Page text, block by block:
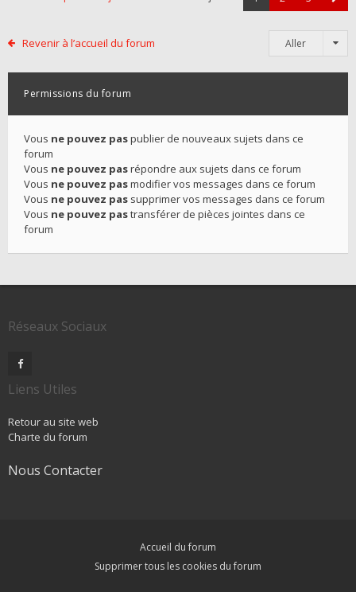
Revenir à l’accueil du forum Aller
Permissions du forum
Vous ne pouvez paspublier de nouveaux sujets dans ce
forum
Vous ne pouvez pasrépondre aux sujets dans ce forum
Vous ne pouvez pasmodifier vos messages dans ce forum
Vous ne pouvez pas supprimer vos messages dans ce forum
Vous ne pouvez pastransférer de pièces jointes dans ce
forum
Réseaux Sociaux
Liens Utiles
Retour au site web
Charte du forum
Nous Contacter
Accueil du forum
Supprimer tous les cookies du forum